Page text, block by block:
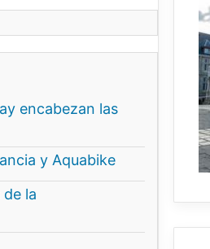
encabezan las
y Aquabike
la